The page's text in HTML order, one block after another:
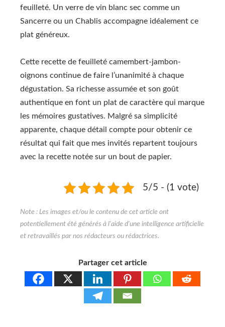
feuilleté. Un verre de vin blanc sec comme un
Sancerre ou un Chablis accompagne idéalement ce
plat généreux.
Cette recette de feuilleté camembert-jambon-
oignons continue de faire l’unanimité à chaque
dégustation. Sa richesse assumée et son goût
authentique en font un plat de caractère qui marque
les mémoires gustatives. Malgré sa simplicité
apparente, chaque détail compte pour obtenir ce
résultat qui fait que mes invités repartent toujours
avec la recette notée sur un bout de papier.
5/5 - (1 vote)
Partager cet article